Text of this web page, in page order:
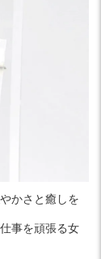
かさと癒しを
事を頑張る女